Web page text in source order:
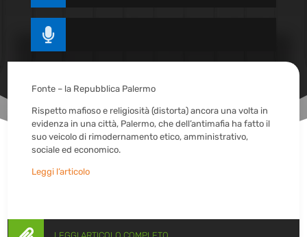

Fonte – la Repubblica Palermo
Rispetto mafioso e religiosità (distorta) ancora una volta in
evidenza in una città, Palermo, che dell’antimafia ha fatto il
suo veicolo di rimodernamento etico, amministrativo,
sociale ed economico.
Leggi l’articolo